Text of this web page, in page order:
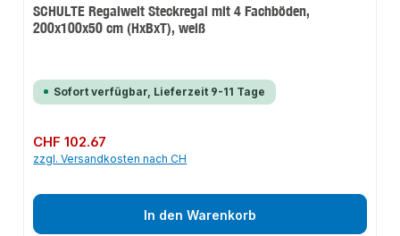
SCHULTE Regalwelt Steckregal mit 4 Fachböden,
200x100x50 cm (HxBxT), weiß
Sofort verfügbar, Lieferzeit 9-11 Tage
Regulärer Preis:
CHF 102.67
zzgl. Versandkosten nach CH
In den Warenkorb